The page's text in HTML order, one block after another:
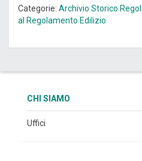
Categorie: Archivio Storico
al Regolamento Edilizio
CHI SIAMO
Uffici